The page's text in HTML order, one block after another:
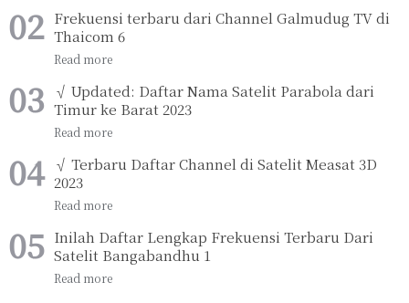
Frekuensi terbaru dari Channel Galmudug TV di
Thaicom 6
√ Updated: Daftar Nama Satelit Parabola dari
Timur ke Barat 2023
√ Terbaru Daftar Channel di Satelit Measat 3D
2023
Inilah Daftar Lengkap Frekuensi Terbaru Dari
Satelit Bangabandhu 1